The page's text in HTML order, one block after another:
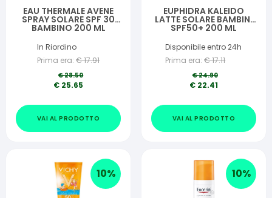
EAU THERMALE AVENE
SPRAY SOLARE SPF 30
BAMBINO 200 ML
In Riordino
Prima era: €17.91
€28.50
€ 25.65
VAI AL PRODOTTO
EUPHIDRA KALEIDO
LATTE SOLARE BAMBINI
SPF50+ 200 ML
Disponibile entro 24h
Prima era: €17.11
€24.90
€ 22.41
VAI AL PRODOTTO
10% 10%